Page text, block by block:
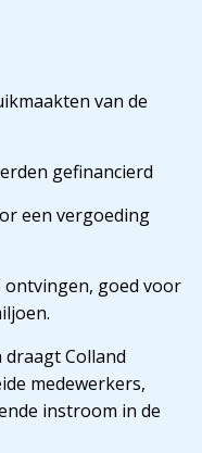
van de
gefinancierd
een vergoeding
goed voor
Colland
medewerkers,
instroom in de